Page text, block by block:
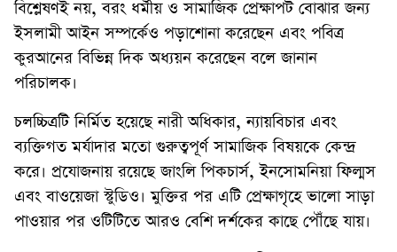
বিশ্লেষণই নয়, বরং ধর্মীয় ও সামাজিক প্রেক্ষাপট বোঝার জন্য
ইসলামী আইন সম্পর্কেও পড়াশোনা করেছেন এবং পবিত্র
কুরআনের বিভিন্ন দিক অধ্যয়ন করেছেন বলে জানান
পরিচালক।
চলচ্চিত্রটি নির্মিত হয়েছে নারী অধিকার, ন্যায়বিচার এবং
ব্যক্তিগত মর্যাদার মতো গুরুত্বপূর্ণ সামাজিক বিষয়কে কেন্দ্র
করে। প্রযোজনায় রয়েছে জাংলি পিকচার্স, ইনসোমনিয়া ফিল্মস
এবং বাওয়েজা স্টুডিও। মুক্তির পর এটি প্রেক্ষাগৃহে ভালো সাড়া
পাওয়ার পর ওটিটিতে আরও বেশি দর্শকের কাছে পৌঁছে যায়।